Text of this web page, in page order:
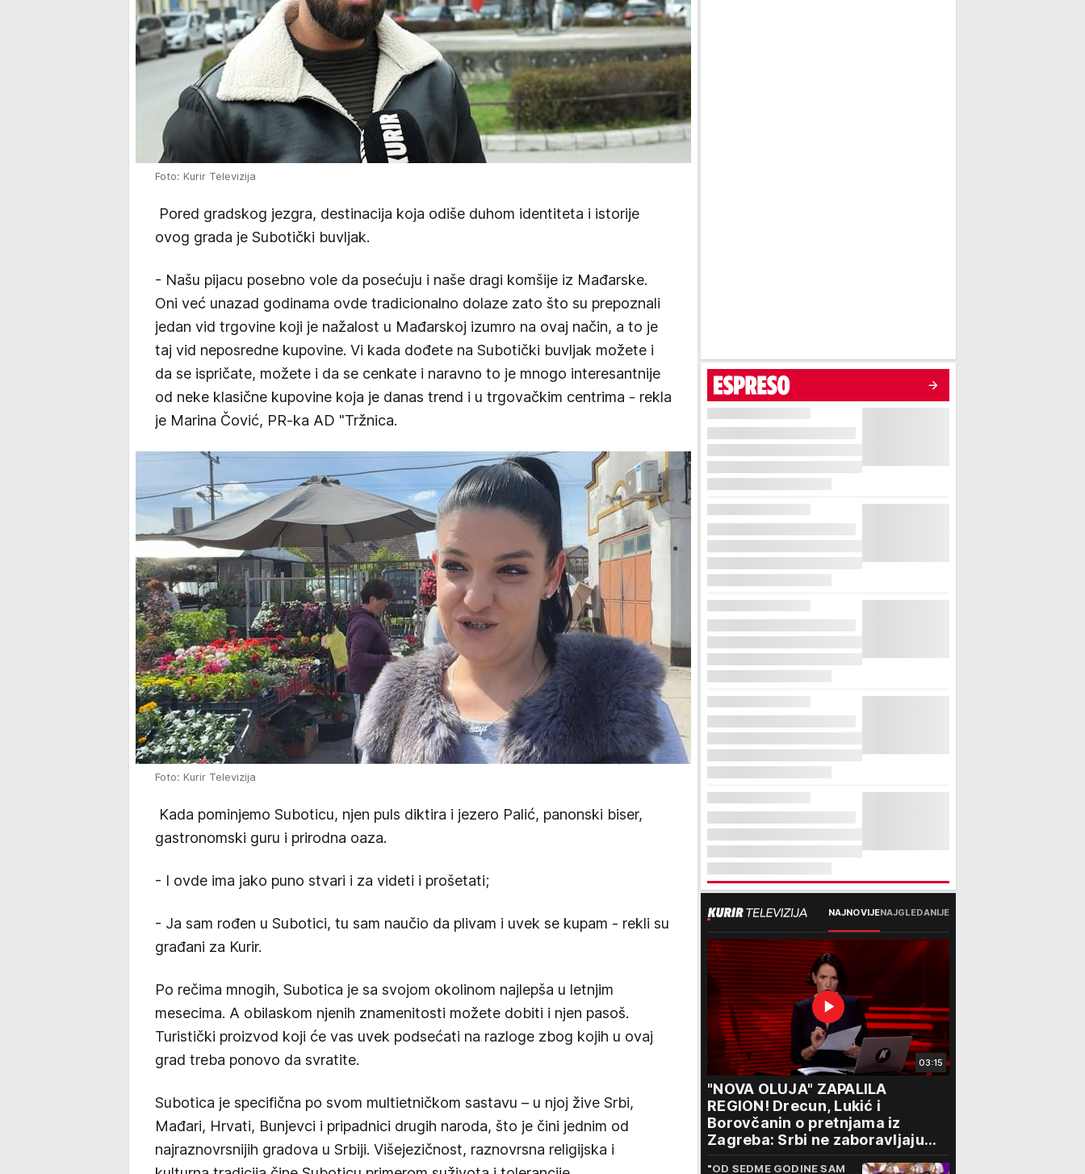
Foto: Kurir Televizija
Pored gradskog jezgra, destinacija koja odiše duhom identiteta i istorije
ovog grada je Subotički buvljak.
- Našu pijacu posebno vole da posećuju i naše dragi komšije iz Mađarske.
Oni već unazad godinama ovde tradicionalno dolaze zato što su prepoznali
jedan vid trgovine koji je nažalost u Mađarskoj izumro na ovaj način, a to je
taj vid neposredne kupovine. Vi kada dođete na Subotički buvljak možete i
da se ispričate, možete i da se cenkate i naravno to je mnogo interesantnije
od neke klasične kupovine koja je danas trend i u trgovačkim centrima - rekla
je Marina Čović, PR-ka AD "Tržnica.
Foto: Kurir Televizija
Kada pominjemo Suboticu, njen puls diktira i jezero Palić, panonski biser,
gastronomski guru i prirodna oaza.
- I ovde ima jako puno stvari i za videti i prošetati;
- Ja sam rođen u Subotici, tu sam naučio da plivam i uvek se kupam - rekli su
građani za Kurir.
Po rečima mnogih, Subotica je sa svojom okolinom najlepša u letnjim
mesecima. A obilaskom njenih znamenitosti možete dobiti i njen pasoš.
Turistički proizvod koji će vas uvek podsećati na razloge zbog kojih u ovaj
grad treba ponovo da svratite.
Subotica je specifična po svom multietničkom sastavu – u njoj žive Srbi,
Mađari, Hrvati, Bunjevci i pripadnici drugih naroda, što je čini jednim od
najraznovrsnijih gradova u Srbiji. Višejezičnost, raznovrsna religijska i
NAJNOVIJENAJGLEDANIJE
03:15
"NOVA OLUJA" ZAPALILA
REGION! Drecun, Lukić i
Borovčanin o pretnjama iz
Zagreba: Srbi ne zaboravljaju
progon
"OD SEDME GODINE SAM